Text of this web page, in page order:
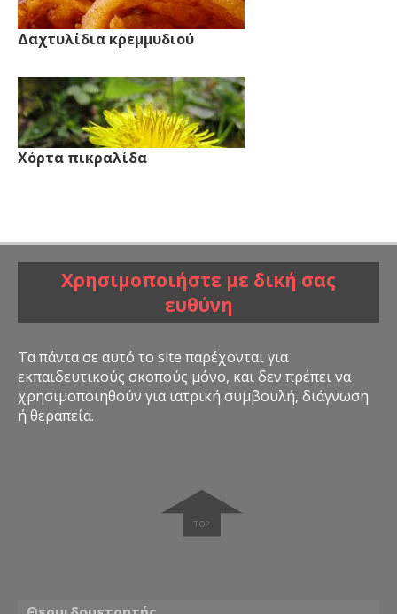
Δαχτυλίδια κρεμμυδιού
Χόρτα πικραλίδα
Χρησιμοποιήστε με δική σας
ευθύνη
Τα πάντα σε αυτό το site παρέχονται για
εκπαιδευτικούς σκοπούς μόνο, και δεν πρέπει να
χρησιμοποιηθούν για ιατρική συμβουλή, διάγνωση
ή θεραπεία.
➧